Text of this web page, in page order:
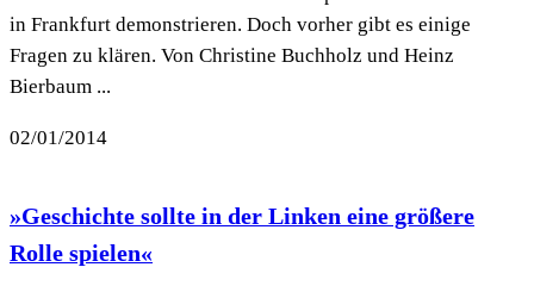
in Frankfurt demonstrieren. Doch vorher gibt es einige
Fragen zu klären. Von Christine Buchholz und Heinz
Bierbaum ...
02/01/2014
»Geschichte sollte in der Linken eine größere
Rolle spielen«